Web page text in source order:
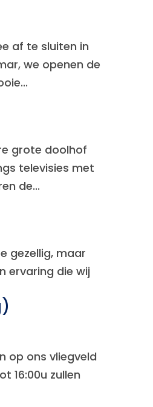
af te sluiten in
we openen de
grote doolhof
televisies met
de...
gezellig, maar
ervaring die wij
op ons vliegveld
16:00u zullen